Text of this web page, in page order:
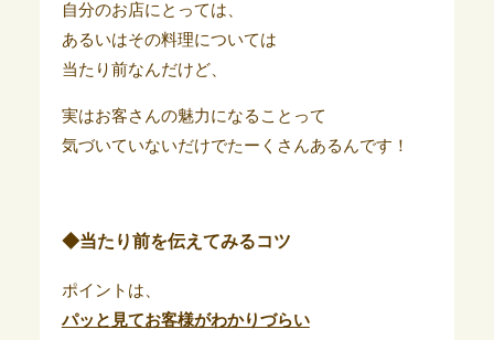
自分のお店にとっては、
あるいはその料理については
当たり前なんだけど、
実はお客さんの魅力になることって
気づいていないだけでたーくさんあるんです！
◆当たり前を伝えてみるコツ
ポイントは、
パッと見てお客様がわかりづらい